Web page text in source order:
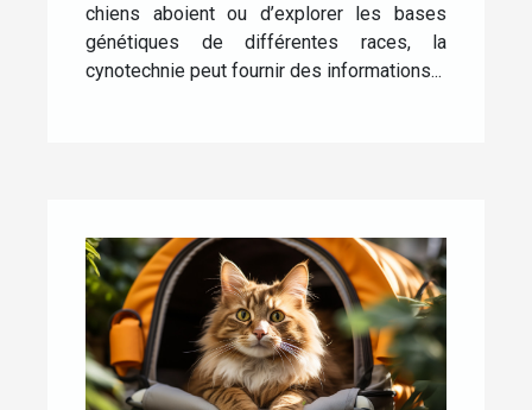
chiens aboient ou d’explorer les bases
génétiques de différentes races, la
cynotechnie peut fournir des informations...